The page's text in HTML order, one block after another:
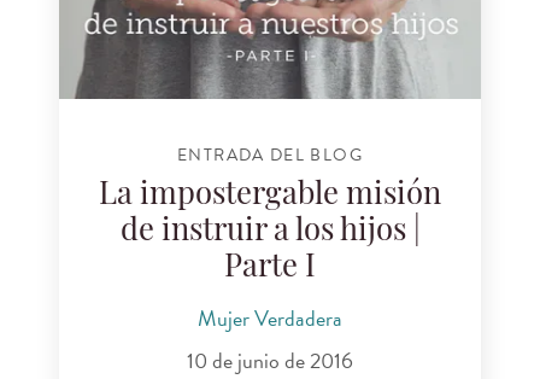
ENTRADA DEL BLOG
La impostergable misión
de instruir a los hijos |
Parte I
Mujer Verdadera
10 de junio de 2016